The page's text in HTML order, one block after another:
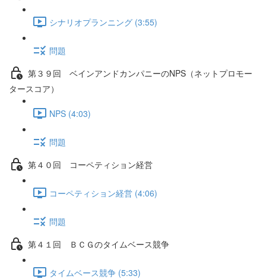
シナリオプランニング (3:55)
問題
第３９回 ベインアンドカンパニーのNPS（ネットプロモー
タースコア）
NPS (4:03)
問題
第４０回 コーペティション経営
コーペティション経営 (4:06)
問題
第４１回 ＢＣＧのタイムベース競争
タイムベース競争 (5:33)